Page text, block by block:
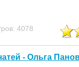
4078
- Ольга